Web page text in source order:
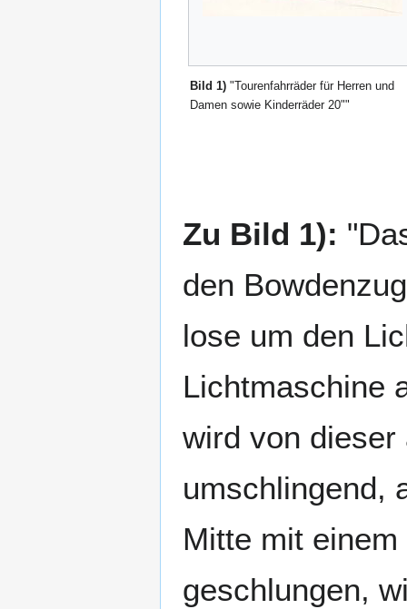
Bild 1) "Tourenfahrräder für Herren und
Damen sowie Kinderräder 20""
Zu Bild 1):
den
lose um den
Lichtmaschine
wird von
umschlingend,
Mitte mit
geschlungen,